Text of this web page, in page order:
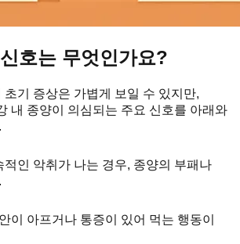
호는 무엇인가요?
초기 증상은 가볍게 보일 수 있지만,
내 종양이 의심되는 주요 신호를 아래와
적인 악취가 나는 경우, 종양의 부패나
이 아프거나 통증이 있어 먹는 행동이